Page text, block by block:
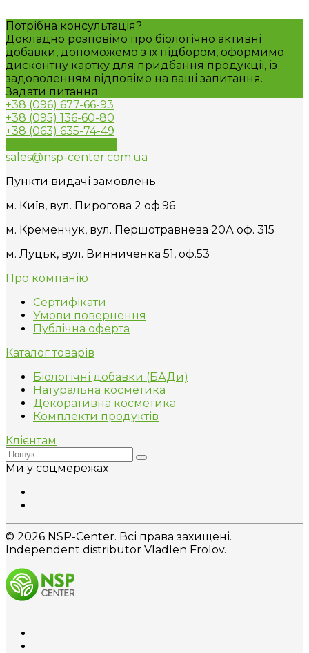
Потрібна консультація?
Докладно розповімо про біологічно активні
добавки, допоможемо з їх підбором, оформимо
дисконтну картку для придбання продукції, із
задоволенням відповімо на ваші запитання.
Задати питання
+38 (096) 677-66-93
+38 (095) 136-60-80
+38 (063) 635-74-49
sales@nsp-center.com.ua
Пункти видачі замовлень
м. Київ, вул. Пирогова 2 оф.96
м. Кременчук, вул. Першотравнева 20А оф. 315
м. Луцьк, вул. Винниченка 51, оф.53
Про компанію
Сертифікати
Умови повернення
Публічна оферта
Каталог товарів
Біологічні добавки (БАДи)
Натуральна косметика
Декоративна косметика
Комплекти продуктів
Клієнтам
Ми у соцмережах
© 2026 NSP-Center. Всі права захищені.
Independent distributor Vladlen Frolov.